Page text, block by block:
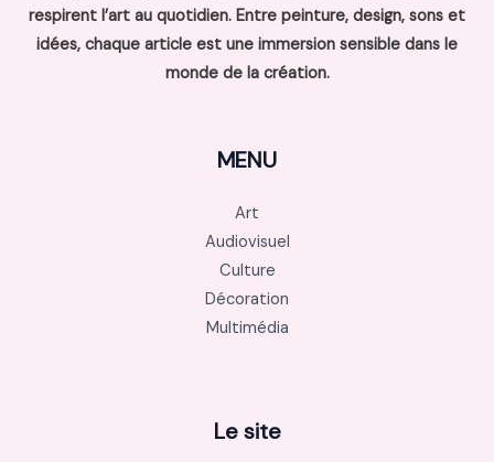
respirent l’art au quotidien. Entre peinture, design, sons et
idées, chaque article est une immersion sensible dans le
monde de la création.
MENU
Art
Audiovisuel
Culture
Décoration
Multimédia
Le site